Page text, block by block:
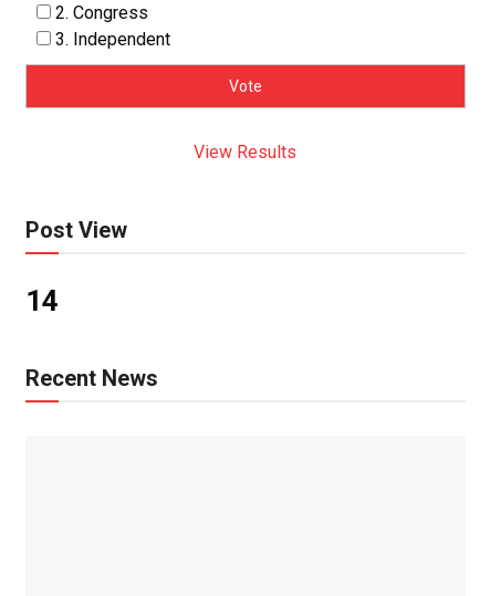
2. Congress
3. Independent
View Results
Post View
14
Recent News